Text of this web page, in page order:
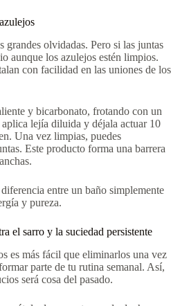
grandes olvidadas. Pero si las juntas
aunque los azulejos estén limpios.
con facilidad en las uniones de los
y bicarbonato, frotando con un
lejía diluida y déjala actuar 10
Una vez limpias, puedes
Este producto forma una barrera
entre un baño simplemente
y pureza.
el sarro y la suciedad persistente
es más fácil que eliminarlos una vez
parte de tu rutina semanal. Así,
será cosa del pasado.